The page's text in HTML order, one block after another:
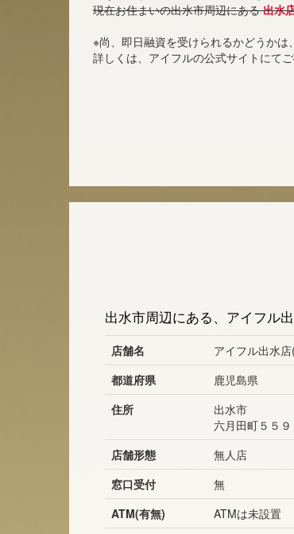
現在お住まいの出水市周辺にある出水
※尚、即日融資を受けられるかどうかは
詳しくは、アイフルの公式サイトにて
出水市周辺にある、アイフル
店舗名
アイフル出水
都道府県
鹿児島県
住所
出水市
六月田町５５９
店舗形態
無人店
窓口受付
無
ATM(有無)
ATMは未設置